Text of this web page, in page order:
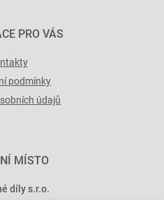
PRO VÁS
podmínky
údajů
MÍSTO
díly s.r.o.